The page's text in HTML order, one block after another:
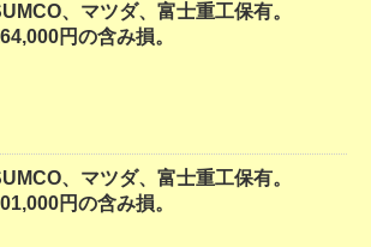
、マツダ、富士重工保有。
円の含み損。
、マツダ、富士重工保有。
円の含み損。